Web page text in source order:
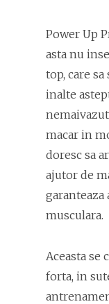
Power Up
asta nu
top, care
inalte
macar in
doresc sa
ajutor de
musculara.
Aceasta se
forta, in